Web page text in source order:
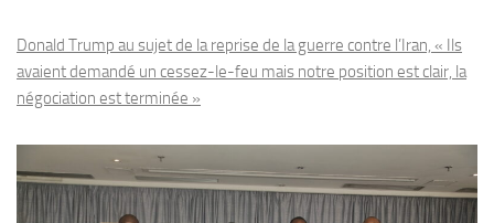
Donald Trump au sujet de la reprise de la guerre contre l’Iran, « Ils
avaient demandé un cessez-le-feu mais notre position est clair, la
négociation est terminée »